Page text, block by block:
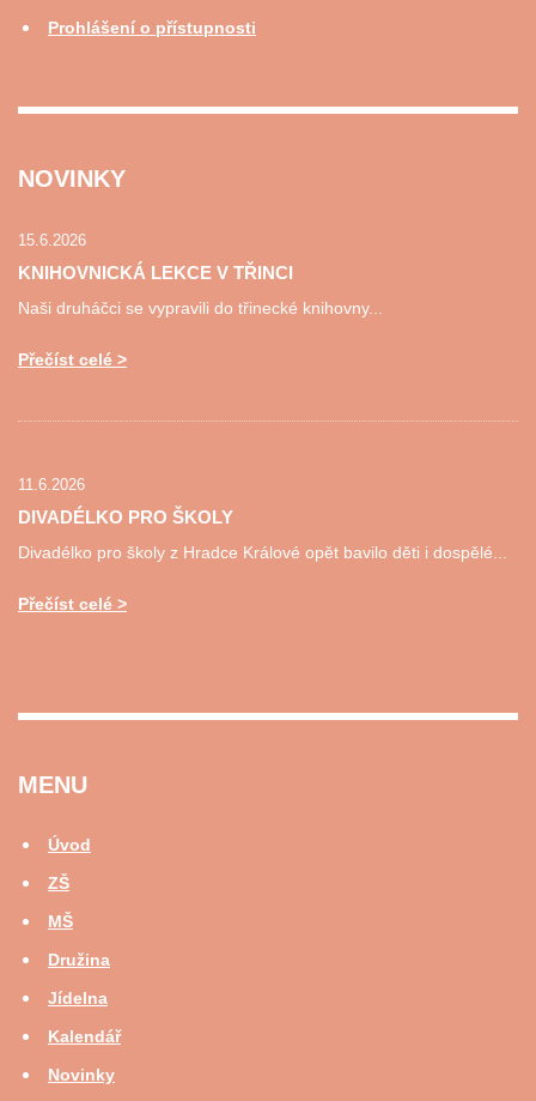
Prohlášení o přístupnosti
NOVINKY
15.6.2026
KNIHOVNICKÁ LEKCE V TŘINCI
Naši druháčci se vypravili do třinecké knihovny...
Přečíst celé
11.6.2026
DIVADÉLKO PRO ŠKOLY
Divadélko pro školy z Hradce Králové opět bavilo děti i dospělé...
Přečíst celé
MENU
Úvod
ZŠ
MŠ
Družina
Jídelna
Kalendář
Novinky